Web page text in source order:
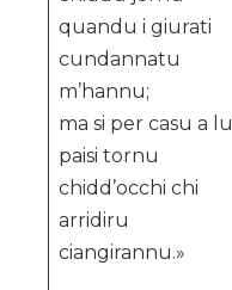
quandu i giurati
cundannatu
m’hannu;
ma si per casu a lu
paisi tornu
chidd’occhi chi
arridiru
ciangirannu.»